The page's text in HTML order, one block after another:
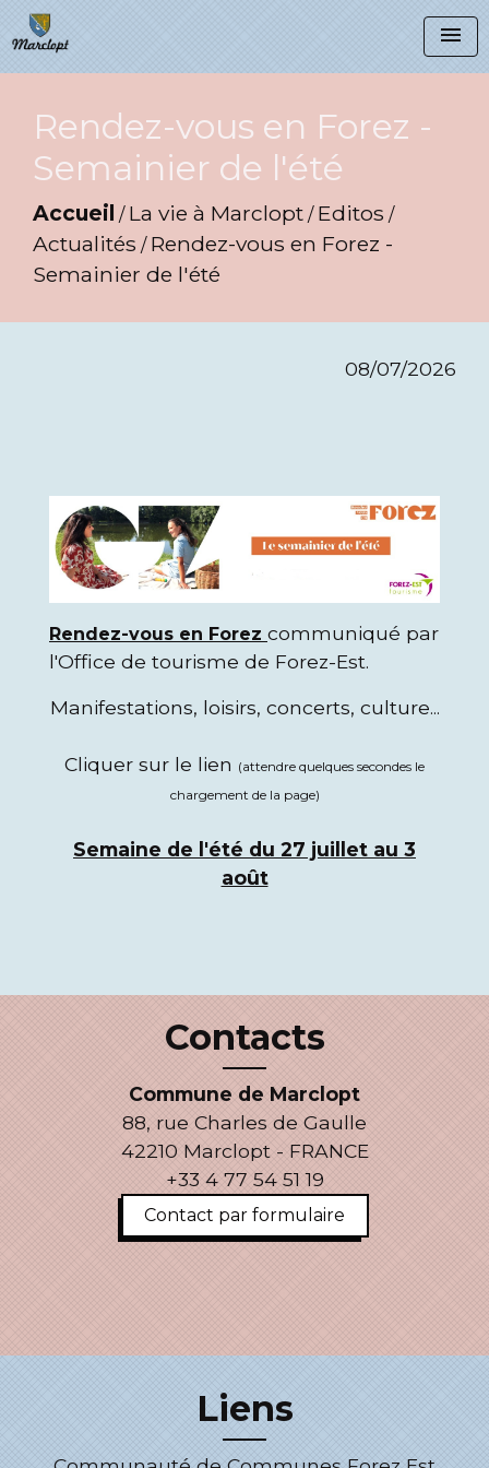
menu
Rendez-vous en Forez -
Semainier de l'été
Accueil / La vie à Marclopt / Editos /
Actualités / Rendez-vous en Forez -
Semainier de l'été
08/07/2026
Rendez-vous en Forez communiqué par
l'Office de tourisme de Forez-Est.
Manifestations, loisirs, concerts, culture...
Cliquer sur le lien (attendre quelques secondes le
chargement de la page)
Semaine de l'été du 27 juillet au 3
août
Contacts
Commune de Marclopt
88, rue Charles de Gaulle
42210 Marclopt - FRANCE
+33 4 77 54 51 19
Contact par formulaire
Liens